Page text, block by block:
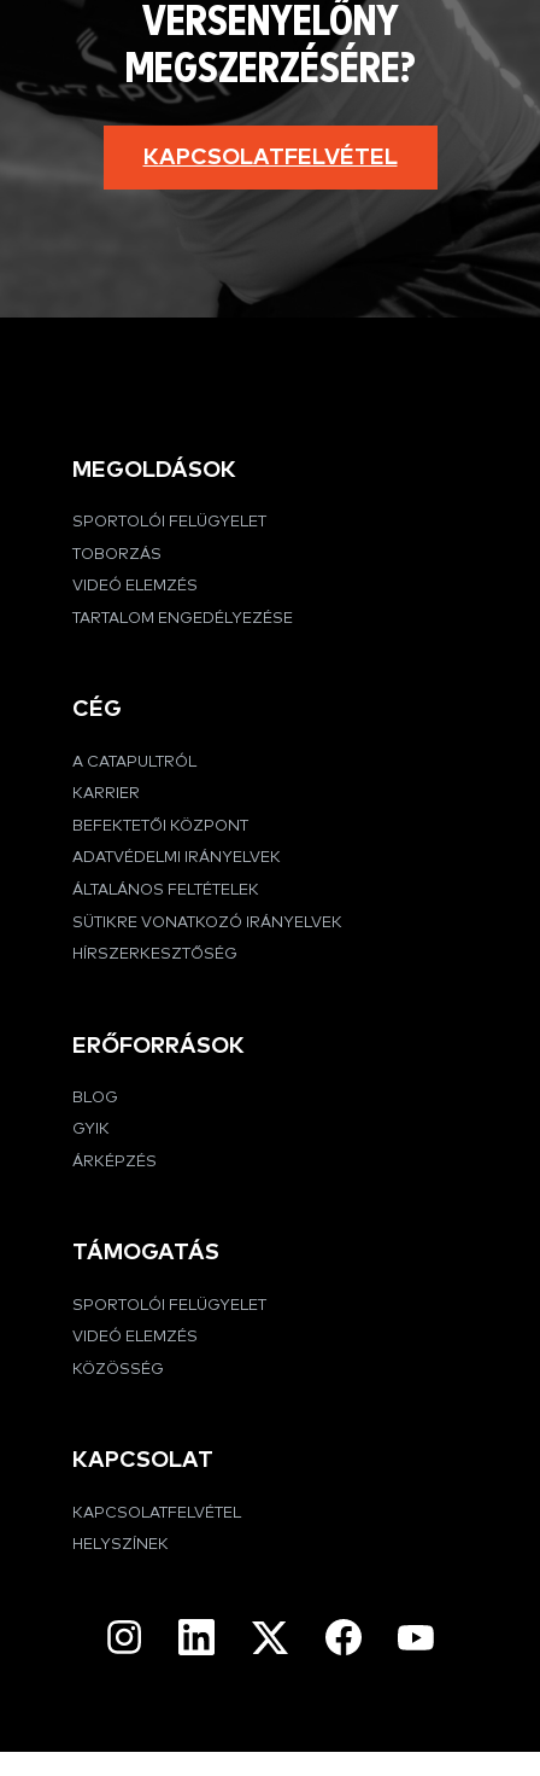
VERSENYELŐNY
MEGSZERZÉSÉRE?
KAPCSOLATFELVÉTEL
MEGOLDÁSOK
SPORTOLÓI FELÜGYELET
TOBORZÁS
VIDEÓ ELEMZÉS
TARTALOM ENGEDÉLYEZÉSE
CÉG
A CATAPULTRÓL
KARRIER
BEFEKTETŐI KÖZPONT
ADATVÉDELMI IRÁNYELVEK
ÁLTALÁNOS FELTÉTELEK
SÜTIKRE VONATKOZÓ IRÁNYELVEK
HÍRSZERKESZTŐSÉG
ERŐFORRÁSOK
BLOG
GYIK
ÁRKÉPZÉS
TÁMOGATÁS
SPORTOLÓI FELÜGYELET
VIDEÓ ELEMZÉS
KÖZÖSSÉG
KAPCSOLAT
KAPCSOLATFELVÉTEL
HELYSZÍNEK